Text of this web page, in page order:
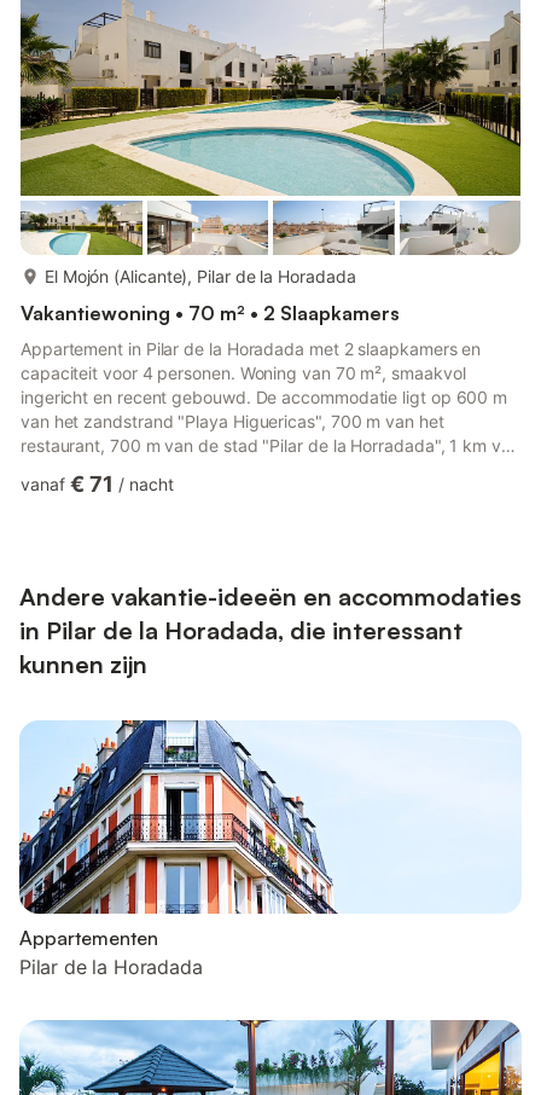
ruimte waar u kunt genieten van de zon, maaltijden en het
uitzicht...
El Mojón (Alicante), Pilar de la Horadada
Vakantiewoning • 70 m² • 2 Slaapkamers
Appartement in Pilar de la Horadada met 2 slaapkamers en
capaciteit voor 4 personen. Woning van 70 m², smaakvol
ingericht en recent gebouwd. De accommodatie ligt op 600 m
van het zandstrand "Playa Higuericas", 700 m van het
restaurant, 700 m van de stad "Pilar de la Horradada", 1 km van
van de luchthaven "Alicante", 55 km van de luchthaven
kinderspeelruimte, cen...
vanaf € 71 / nacht
Andere vakantie-ideeën en accommodaties
in Pilar de la Horadada, die interessant
kunnen zijn
Appartementen
Pilar de la Horadada